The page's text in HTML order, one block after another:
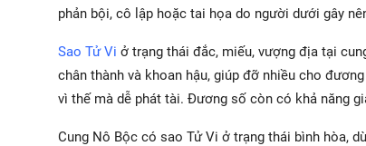
phản bội, cô lập hoặc tai họa do người dưới gây
Sao Tử Vi ở trạng thái đắc, miếu, vượng địa tại
chân thành và khoan hậu, giúp đỡ nhiều cho
vì thế mà dễ phát tài. Đương số còn có khả năng
Cung Nô Bộc có sao Tử Vi ở trạng thái bình hòa,